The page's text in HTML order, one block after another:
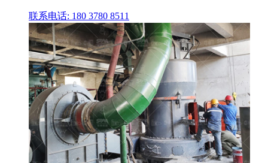
联系电话: 180 3780 8511